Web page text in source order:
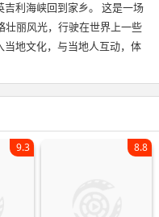
利海峡回到家乡。 这是一场
壮丽风光，行驶在世界上一些
地文化，与当地人互动，体
9.3 8.8